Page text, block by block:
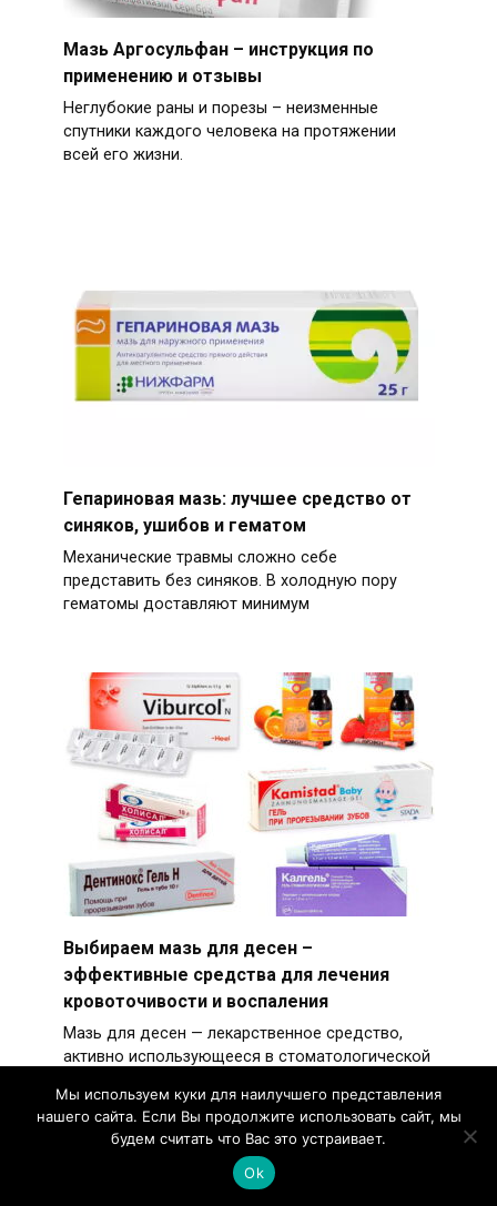
Мазь Аргосульфан – инструкция по
применению и отзывы
Неглубокие раны и порезы – неизменные
спутники каждого человека на протяжении
всей его жизни.
Гепариновая мазь: лучшее средство от
синяков, ушибов и гематом
Механические травмы сложно себе
представить без синяков. В холодную пору
гематомы доставляют минимум
Выбираем мазь для десен –
эффективные средства для лечения
кровоточивости и воспаления
Мазь для десен — лекарственное средство,
активно использующееся в стоматологической
Мы используем куки для наилучшего представления
нашего сайта. Если Вы продолжите использовать сайт, мы
будем считать что Вас это устраивает.
Ok